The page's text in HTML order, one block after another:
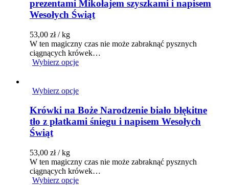
prezentami Mikołajem szyszkami i napisem
Wesołych Świąt
53,00 zł / kg
W ten magiczny czas nie może zabraknąć pysznych
ciągnących krówek…
Wybierz opcje
Wybierz opcje
Krówki na Boże Narodzenie biało błękitne
tło z płatkami śniegu i napisem Wesołych
Świąt
53,00 zł / kg
W ten magiczny czas nie może zabraknąć pysznych
ciągnących krówek…
Wybierz opcje